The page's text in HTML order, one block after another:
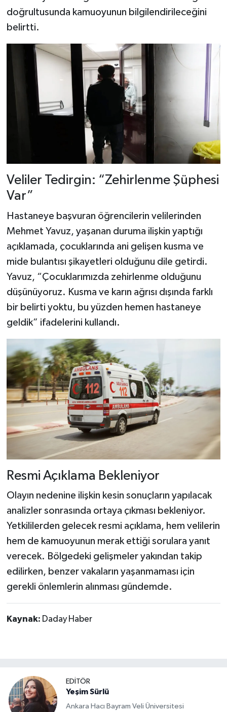
doğrultusunda kamuoyunun bilgilendirileceğini
belirtti.
Veliler Tedirgin: “Zehirlenme Şüphesi
Var”
Hastaneye başvuran öğrencilerin velilerinden
Mehmet Yavuz, yaşanan duruma ilişkin yaptığı
açıklamada, çocuklarında ani gelişen kusma ve
mide bulantısı şikayetleri olduğunu dile getirdi.
Yavuz, “Çocuklarımızda zehirlenme olduğunu
düşünüyoruz. Kusma ve karın ağrısı dışında farklı
bir belirti yoktu, bu yüzden hemen hastaneye
geldik” ifadelerini kullandı.
Resmi Açıklama Bekleniyor
Olayın nedenine ilişkin kesin sonuçların yapılacak
analizler sonrasında ortaya çıkması bekleniyor.
Yetkililerden gelecek resmi açıklama, hem velilerin
hem de kamuoyunun merak ettiği sorulara yanıt
verecek. Bölgedeki gelişmeler yakından takip
edilirken, benzer vakaların yaşanmaması için
gerekli önlemlerin alınması gündemde.
Kaynak: Daday Haber
EDİTÖR
Yeşim Sürlü
Ankara Hacı Bayram Veli Üniversitesi